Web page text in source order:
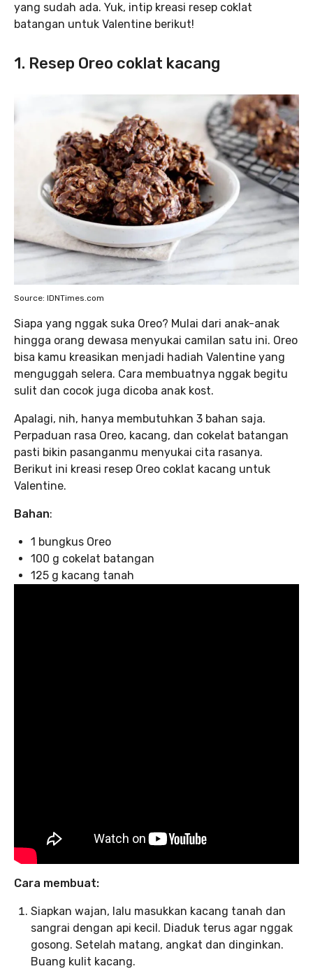
yang sudah ada. Yuk, intip kreasi resep coklat
batangan untuk Valentine berikut!
1. Resep Oreo coklat kacang
Source: IDNTimes.com
Siapa yang nggak suka Oreo? Mulai dari anak-anak
hingga orang dewasa menyukai camilan satu ini. Oreo
bisa kamu kreasikan menjadi hadiah Valentine yang
menguggah selera. Cara membuatnya nggak begitu
sulit dan cocok juga dicoba anak kost.
Apalagi, nih, hanya membutuhkan 3 bahan saja.
Perpaduan rasa Oreo, kacang, dan cokelat batangan
pasti bikin pasanganmu menyukai cita rasanya.
Berikut ini kreasi resep Oreo coklat kacang untuk
Valentine.
Bahan:
1 bungkus Oreo
100 g cokelat batangan
125 g kacang tanah
Cara membuat:
Siapkan wajan, lalu masukkan kacang tanah dan
sangrai dengan api kecil. Diaduk terus agar nggak
gosong. Setelah matang, angkat dan dinginkan.
Buang kulit kacang.